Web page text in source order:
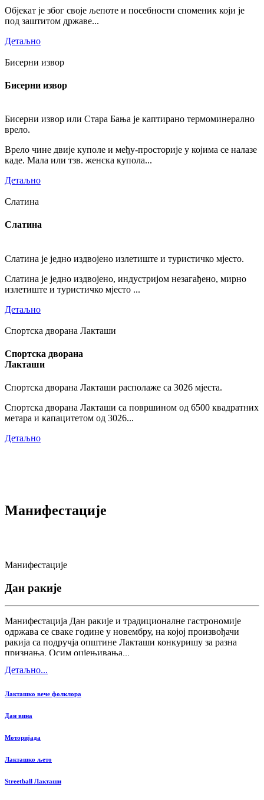
Објекат је због своје љепоте и посебности споменик који је
под заштитом државе...
Детаљно
Бисерни извор
Бисерни извор
Бисерни извор или Стара Бања је каптирано термоминерално
врело.
Врело чине двије куполе и међу-просторије у којима се налазе
каде. Мала или тзв. женска купола...
Детаљно
Слатина
Слатина
Слатина је једно издвојено излетиште и туристичко мјесто.
Слатина је једно издвојено, индустријом незагађено, мирно
излетиште и туристичко мјесто ...
Детаљно
Спортска дворана Лакташи
Спортска дворана
Лакташи
Спортска дворана Лакташи располаже са 3026 мјеста.
Спортска дворана Лакташи са површином од 6500 квадратних
метара и капацитетом од 3026...
Детаљно
Манифестације
Манифестације
Дан ракије
Манифестација Дан ракије и традиционалне гастрономије
одржава се сваке године у новембру, на којој произвођачи
ракија са подручја општине Лакташи конкуришу за разна
признања. Осим оцјењивања...
Детаљно...
Лакташко вече фолклора
Дан вина
Моторијада
Лакташко љето
Streetball Лакташи